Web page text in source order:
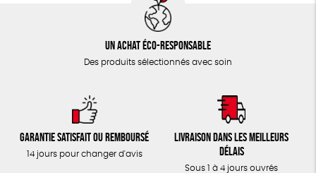
Un achat éco-responsable
Des produits sélectionnés avec soin
Garantie satisfait ou remboursé
14 jours pour changer d'avis
Livraison dans les meilleurs
délais
Sous 1 à 4 jours ouvrés